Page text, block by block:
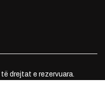
drejtat e rezervuara.